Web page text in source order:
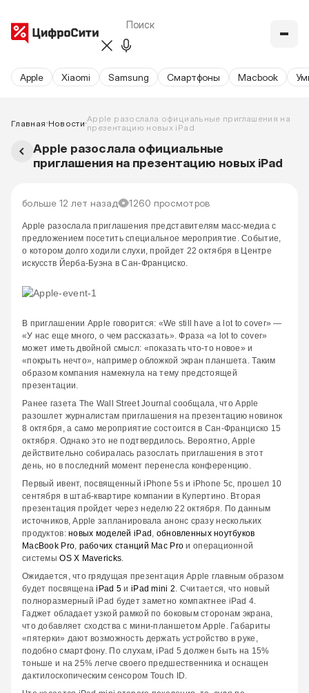
Apple Xiaomi Samsung Cмартфоны Macbook
Главная Новости Apple разослала официальные приглашения на
презентацию новых iPad
Apple разослала официальные
приглашения на презентацию новых iPad
больше 12 лет назад 1260 просмотров
Apple разослала приглашения представителям масс-медиа с
предложением посетить специальное мероприятие. Событие,
о котором долго ходили слухи, пройдет 22 октября в Центре
искусств Йерба-Буэна в Сан-Франциско.
В приглашении Apple говорится: «We still have a lot to cover» —
«У нас еще много, о чем рассказать». Фраза «a lot to cover»
может иметь двойной смысл: «показать что-то новое» и
«покрыть нечто», например обложкой экран планшета. Таким
образом компания намекнула на тему предстоящей
презентации.
Ранее газета The Wall Street Journal сообщала, что Apple
разошлет журналистам приглашения на презентацию новинок
8 октября, а само мероприятие состоится в Сан-Франциско 15
октября. Однако это не подтвердилось. Вероятно, Apple
действительно собиралась разослать приглашения в этот
день, но в последний момент перенесла конференцию.
Первый ивент, посвященный iPhone 5s и iPhone 5c, прошел 10
сентября в штаб-квартире компании в Купертино. Вторая
презентация пройдет через неделю 22 октября. По данным
источников, Apple запланировала анонс сразу нескольких
продуктов:новых моделей iPad , обновленных ноутбуков
MacBook Pro, рабочих станций Mac Pro и операционной
системыOS X Mavericks.
Ожидается, что грядущая презентация Apple главным образом
будет посвященаiPad 5 иiPad mini 2. Считается, что новый
полноразмерный iPad будет заметно компактнее iPad 4.
Гаджет обладает узкой рамкой по боковым сторонам экрана,
что добавляет сходства с мини-планшетом Apple. Габариты
«пятерки» дают возможность держать устройство в руке,
подобно смартфону. По слухам, iPad 5 должен быть на 15%
тоньше и на 25% легче своего предшественника и оснащен
дактилоскопическим сенсором Touch ID.